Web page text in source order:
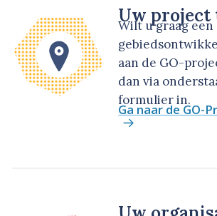
Uw project
Wilt u graag een
aan de GO-
dan via
formulier in.
Ga naar de GO-